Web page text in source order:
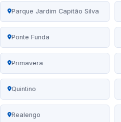
Parque Jardim Capitão Silva
Ponte Funda
Primavera
Quintino
Realengo